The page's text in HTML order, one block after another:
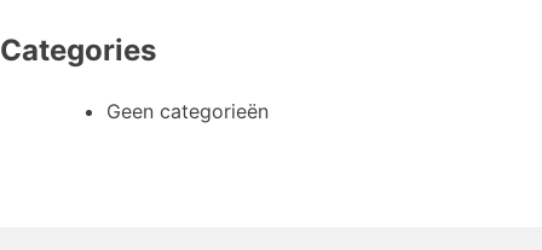
Categories
Geen categorieën